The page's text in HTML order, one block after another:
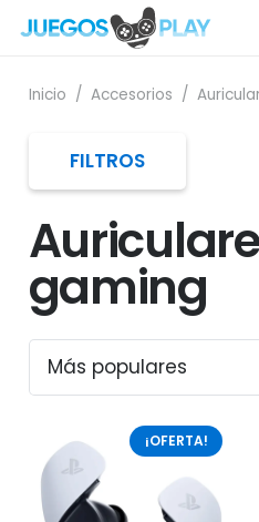
Inicio / Accesorios /
gaming
¡OFERTA!
FILTROS